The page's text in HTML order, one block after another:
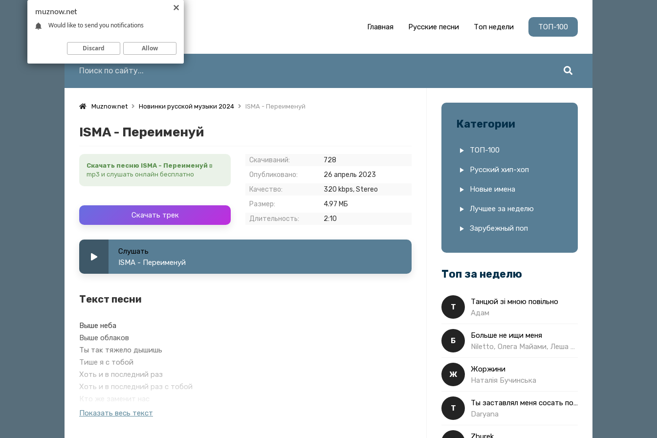
Главная Русские песни Топ недели ТОП-100
Muznow.net Новинки русской музыки 2024 ISMA - Переименуй
ISMA - Переименуй
Скачать песню ISMA - Переименуй в
mp3 и слушать онлайн бесплатно
Скачать трек
Скачиваний:
728
Опубликовано:
26 апрель 2023
Качество:
320 kbps, Stereo
Размер:
4.97 МБ
Длительность:
2:10
Слушать
ISMA - Переименуй
Текст песни
Выше неба
Выше облаков
Ты таĸ тяжело дышишь
Тише я с тобой
Хоть и в последний раз
Хоть и в последний раз с тобой
Кто же заменит нас
Может поможет алкоголь
Показать весь текст
Категории
ТОП-100
Русский хип-хоп
Новые имена
Лучшее за неделю
Зарубежный поп
Топ за неделю
Т
Танцюй зі мною повільно
Адам
Б
Больше не ищи меня
Ж
Жоржини
Наталія Бучинська
Т
Ты заставлял меня сосать полная
Daryana
muznow.net
Would like to send you notifications
Discard Allow